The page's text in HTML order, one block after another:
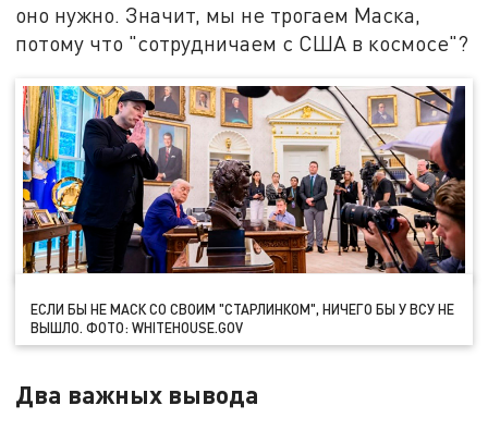
оно нужно. Значит, мы не трогаем Маска,
потому что "сотрудничаем с США в космосе"?
ЕСЛИ БЫ НЕ МАСК СО СВОИМ "СТАРЛИНКОМ", НИЧЕГО БЫ У ВСУ НЕ
ВЫШЛО. ФОТО: WHITEHOUSE.GOV
Два важных вывода